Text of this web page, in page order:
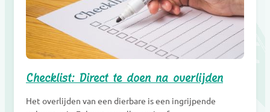
Checklist: Direct te doen na overlijden
Het overlijden van een dierbare is een ingrijpende